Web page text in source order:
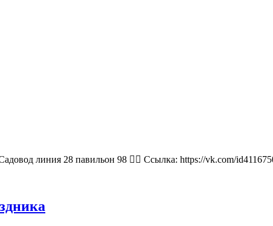
линия 28 павильон 98 👉🏻 Ссылка: https://vk.com/